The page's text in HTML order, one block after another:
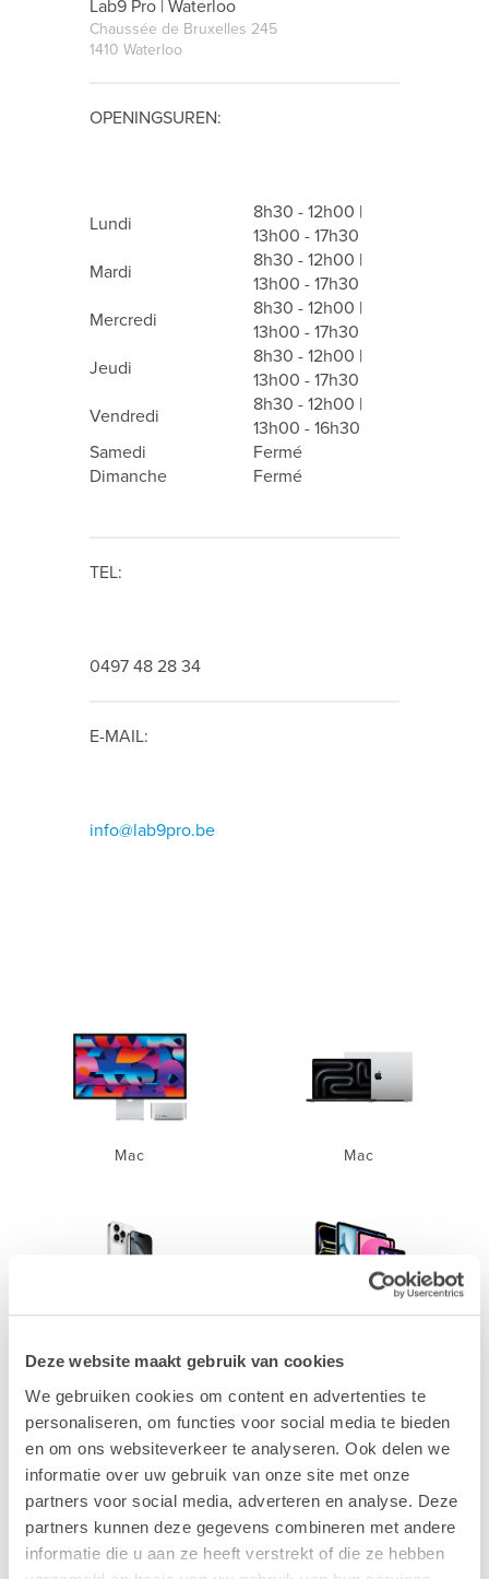
Deze website maakt gebruik van cookies
We gebruiken cookies om content en advertenties te
personaliseren, om functies voor social media te bieden
en om ons websiteverkeer te analyseren. Ook delen we
informatie over uw gebruik van onze site met onze
partners voor social media, adverteren en analyse. Deze
partners kunnen deze gegevens combineren met andere
informatie die u aan ze heeft verstrekt of die ze hebben
Lab9 Pro | Waterloo
Chaussée de Bruxelles 245
1410 Waterloo
OPENINGSUREN:
Lundi
8h30 - 12h00 |
13h00 - 17h30
Mardi
8h30 - 12h00 |
13h00 - 17h30
Mercredi
8h30 - 12h00 |
13h00 - 17h30
Jeudi
8h30 - 12h00 |
13h00 - 17h30
Vendredi
8h30 - 12h00 |
13h00 - 16h30
Samedi
Fermé
Dimanche
Fermé
TEL:
0497 48 28 34
E-MAIL:
info@lab9pro.be
Mac Mac
Accessoires